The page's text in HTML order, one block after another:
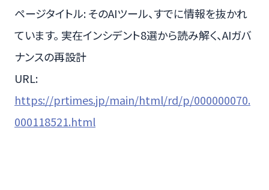
ページタイトル: そのAIツール、すでに情報を抜かれ
ています。 実在インシデント8選から読み解く、AIガバ
ナンスの再設計
URL:
https://prtimes.jp/main/html/rd/p/000000070.
000118521.html